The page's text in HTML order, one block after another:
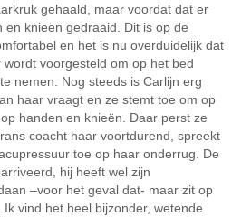
gehaald, maar voordat dat er
en knieën gedraaid. Dit is op de
en het is nu overduidelijk dat
voorgesteld om op het bed
nemen. Nog steeds is Carlijn erg
haar vraagt en ze stemt toe om op
handen en knieën. Daar perst ze
coacht haar voortdurend, spreekt
toe op haar onderrug. De
hij heeft wel zijn
–voor het geval dat- maar zit op
vind het heel bijzonder, wetende